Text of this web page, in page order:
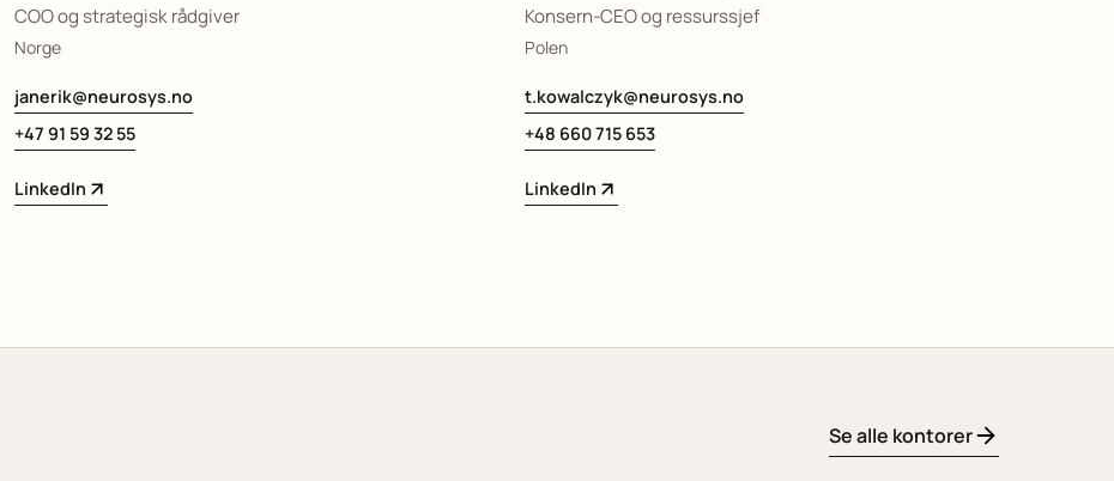
COO og strategisk rådgiver
Norge
janerik@neurosys.no
+47 91 59 32 55
LinkedIn
Konsern-CEO og ressurssjef
Polen
t.kowalczyk@neurosys.no
+48 660 715 653
LinkedIn
Se alle kontorer